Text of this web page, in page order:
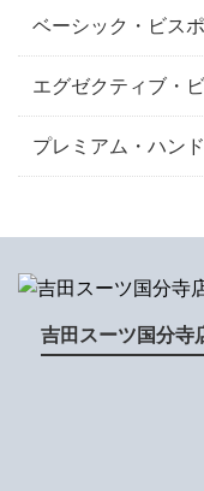
ベーシック・ビス
エグゼクティブ・
プレミアム・ハン
吉田スーツ国分寺